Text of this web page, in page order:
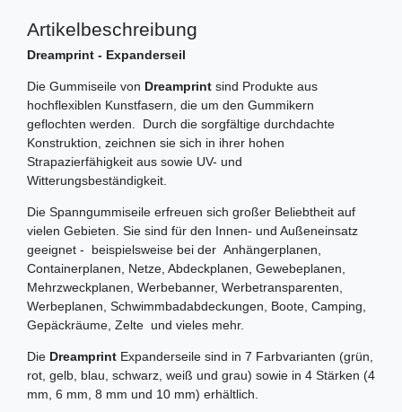
Artikelbeschreibung
Dreamprint - Expanderseil
Die Gummiseile von Dreamprint sind Produkte aus
hochflexiblen Kunstfasern, die um den Gummikern
geflochten werden. Durch die sorgfältige durchdachte
Konstruktion, zeichnen sie sich in ihrer hohen
Strapazierfähigkeit aus sowie UV- und
Witterungsbeständigkeit.
Die Spanngummiseile erfreuen sich großer Beliebtheit auf
vielen Gebieten. Sie sind für den Innen- und Außeneinsatz
geeignet - beispielsweise bei der Anhängerplanen,
Containerplanen, Netze, Abdeckplanen, Gewebeplanen,
Mehrzweckplanen, Werbebanner, Werbetransparenten,
Werbeplanen, Schwimmbadabdeckungen, Boote, Camping,
Gepäckräume, Zelte und vieles mehr.
Die Dreamprint Expanderseile sind in 7 Farbvarianten (grün,
rot, gelb, blau, schwarz, weiß und grau) sowie in 4 Stärken (4
mm, 6 mm, 8 mm und 10 mm) erhältlich.